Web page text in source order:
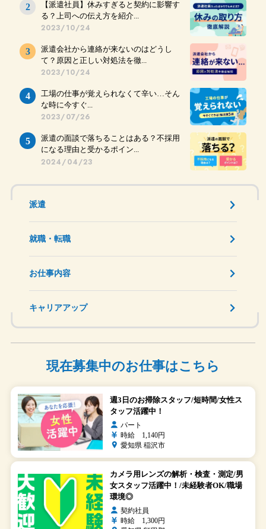
【派遣社員】休みすぎると契約に影響す
る？上司への伝え方を紹介...
2023/10/24
派遣会社から連絡が来ないのはどうし
て？原因と正しい対処法を徹...
2023/10/24
工場の仕事が覚えられなくて辛い…そん
な時に今すぐ...
2023/07/26
派遣の面談で落ちることはある？不採用
になる理由と受かるポイン...
2024/04/23
派遣
就職・転職
お仕事内容
キャリアアップ
現在募集中のお仕事はこちら
週3日のお掃除スタッフ/短時間/女性ス
タッフ活躍中！
パート
時給 1,140円
愛知県 稲沢市
カメラ用レンズの解析・検査・測定/男
女スタッフ活躍中！/未経験者OK/職場
環境◎
契約社員
時給 1,300円